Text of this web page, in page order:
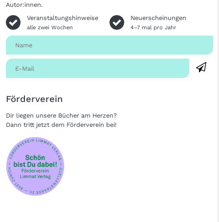
Autor:innen.
Veranstaltungshinweise
alle zwei Wochen
Neuerscheinungen
4–7 mal pro Jahr
Förderverein
Dir liegen unsere Bücher am Herzen?
Dann tritt jetzt dem Förderverein bei!